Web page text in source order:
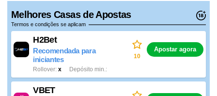
Melhores Casas de Apostas
Termos e condições se aplicam
H2Bet
Recomendada para
iniciantes
x
Rollover Depósito min.
10
Apostar agora
VBET